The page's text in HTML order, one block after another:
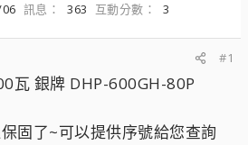
訊息 363 互動分數
3
#1
瓦 銀牌 DHP-600GH-80P
固了~可以提供序號給您查詢